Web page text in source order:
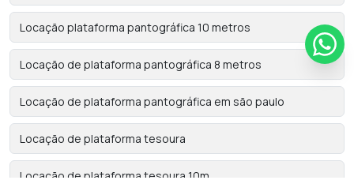
Locação plataforma pantográfica 10 metros
Locação de plataforma pantográfica 8 metros
Locação de plataforma pantográfica em são paulo
Locação de plataforma tesoura
Locação de plataforma tesoura 10m